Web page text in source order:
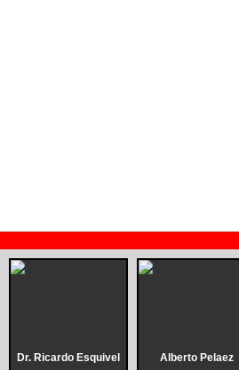
Dr. Ricardo Esquivel Alberto Pelaez